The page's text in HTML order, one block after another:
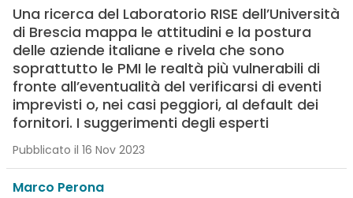
Una ricerca del Laboratorio RISE dell’Università
di Brescia mappa le attitudini e la postura
delle aziende italiane e rivela che sono
soprattutto le PMI le realtà più vulnerabili di
fronte all’eventualità del verificarsi di eventi
imprevisti o, nei casi peggiori, al default dei
fornitori. I suggerimenti degli esperti
Pubblicato il 16 Nov 2023
Marco Perona